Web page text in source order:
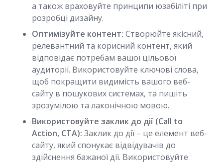
а також враховуйте принципи юзабіліті при
розробці дизайну.
Оптимізуйте контент: Створюйте якісний,
релевантний та корисний контент, який
відповідає потребам вашої цільової
аудиторії. Використовуйте ключові слова,
щоб покращити видимість вашого веб-
сайту в пошукових системах, та пишіть
зрозумілою та лаконічною мовою.
Використовуйте заклик до дії (Call to
Action, CTA): Заклик до дії – це елемент веб-
сайту, який спонукає відвідувачів до
здійснення бажаної дії. Використовуйте